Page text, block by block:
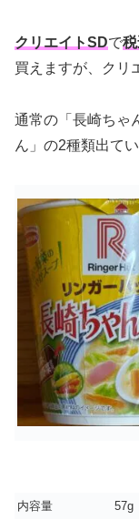
クリエイトSDで
買えますが、クリ
通常の「長崎ちゃ
ん」の2種類出てい
内容量 57g